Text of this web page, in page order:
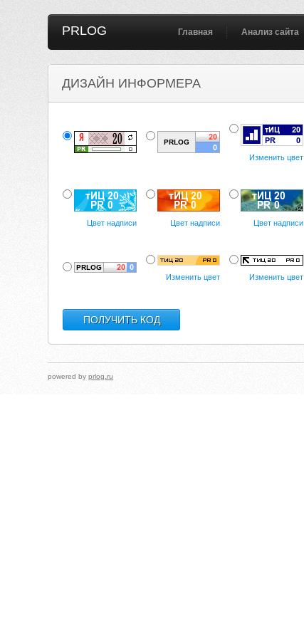
PRLOG Главная Анализ сайта
ДИЗАЙН ИНФОРМЕРА
Изменить цвет
Цвет надписи Цвет надписи Цвет надписи
Изменить цвет Изменить цвет
powered byprlog.ru